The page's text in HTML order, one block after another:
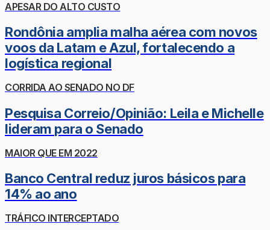
APESAR DO ALTO CUSTO
Rondônia amplia malha aérea com novos
voos da Latam e Azul, fortalecendo a
logística regional
CORRIDA AO SENADO NO DF
Pesquisa Correio/Opinião: Leila e Michelle
lideram para o Senado
MAIOR QUE EM 2022
Banco Central reduz juros básicos para
14% ao ano
TRÁFICO INTERCEPTADO